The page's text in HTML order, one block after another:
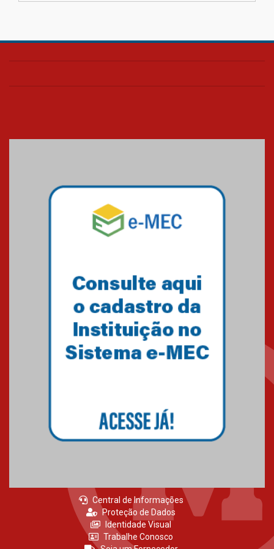
Central de Informações
Proteção de Dados
Identidade Visual
Trabalhe Conosco